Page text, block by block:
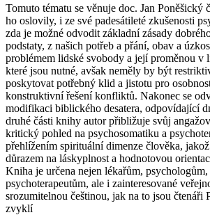
Tomuto tématu se věnuje doc. Jan Poněšický
ho oslovily, i ze své padesátileté zkušenosti
zda je možné odvodit základní zásady
podstaty, z našich potřeb a přání, obav a
problémem lidské svobody a její proměnou v
které jsou nutné, avšak neměly by být
poskytovat potřebný klid a jistotu pro
konstruktivní řešení konfliktů. Nakonec se
modifikaci biblického desatera, odpovídající
druhé části knihy autor přibližuje svůj
kritický pohled na psychosomatiku a
přehlížením spirituální dimenze člověka,
důrazem na láskyplnost a hodnotovou
Kniha je určena nejen lékařům,
psychoterapeutům, ale i zainteresované
srozumitelnou češtinou, jak na to jsou čtenáři
zvyklí